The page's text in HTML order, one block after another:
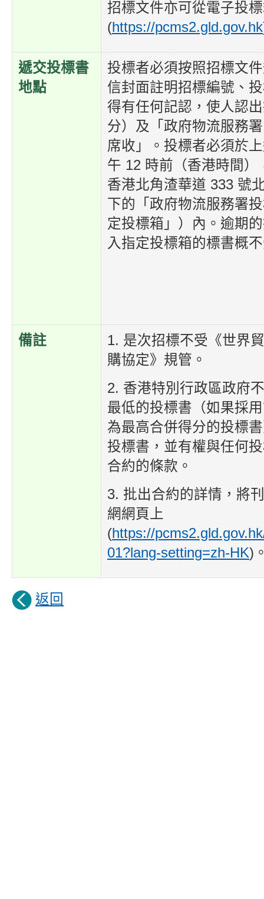
招標文件亦可從電子投
(https://pcms2.gld.gov.hk
遞交投標書
地點
投標者必須按照招標文
信封面註明招標編號、
得有任何記認，使人認
分）及「政府物流服務
席收」。投標者必須於
午 12 時前（香港時間）
香港北角渣華道 333 號
下的「政府物流服務署
定投標箱」）內。逾期
入指定投標箱的標書概
備註
1. 是次招標不受《世界
購協定》規管。
2. 香港特別行政區政府
最低的投標書（如果採
為最高合併得分的投標
投標書，並有權與任何
合約的條款。
3. 批出合約的詳情，將
網網頁上
(https://
01?lang-setting=zh-HK)
返回